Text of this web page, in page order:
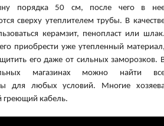
порядка 50 см, после чего в
сверху утеплителем трубы. В
керамзит, пенопласт или
приобрести уже утепленный
его даже от сильных заморозков.
магазинах можно найти
для любых условий. Многие
греющий кабель.